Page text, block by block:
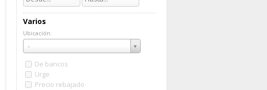
Varios
Ubicación:
-
Ubicación:
De bancos
Urge
Precio rebajado